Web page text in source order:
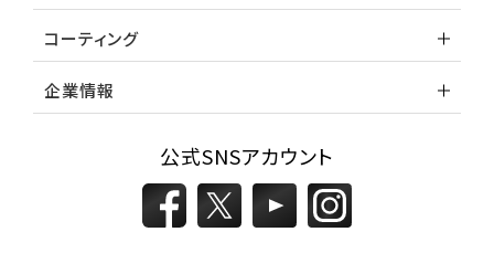
コーティング
企業情報
公式SNSアカウント